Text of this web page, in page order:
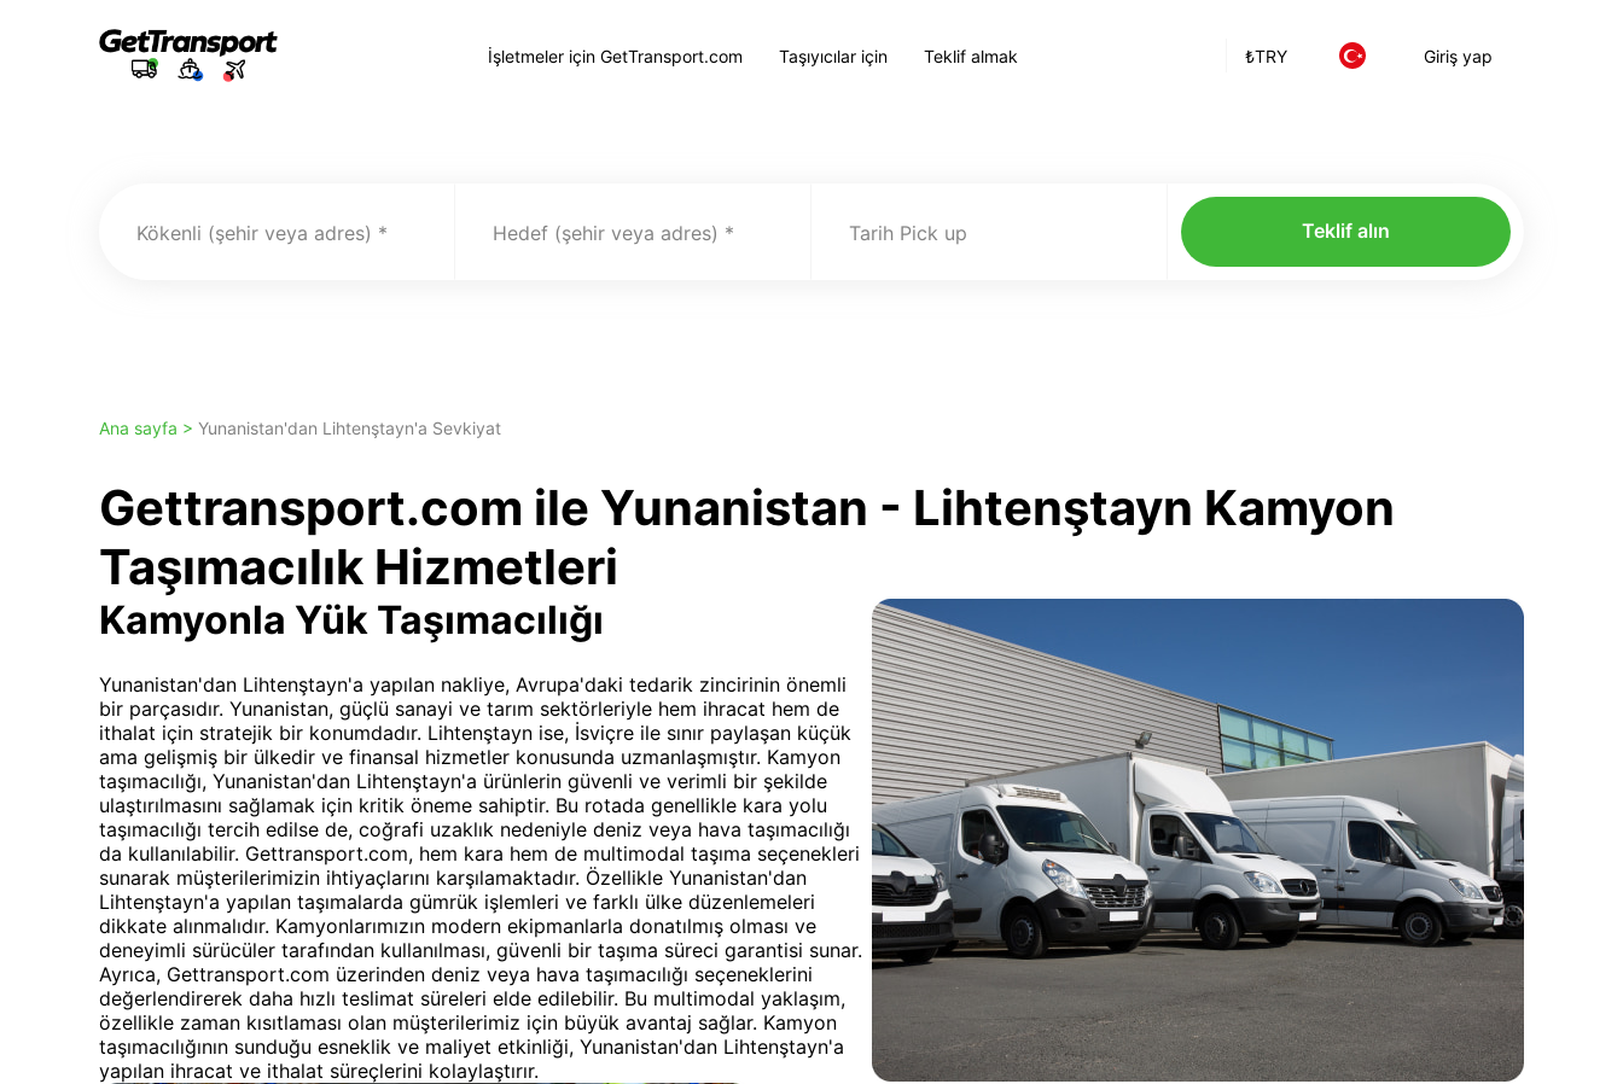
₺TRY Giriş yap
İşletmeler için GetTransport.com Taşıyıcılar için Teklif almak
Kökenli (şehir veya adres) Hedef (şehir veya adres) Tarih Pick up Teklif alın
Ana sayfa > Yunanistan'dan Lihtenştayn'a Sevkiyat
Gettransport.com ile Yunanistan - Lihtenştayn Kamyon
Taşımacılık Hizmetleri
Kamyonla Yük Taşımacılığı
Yunanistan'dan Lihtenştayn'a yapılan nakliye, Avrupa'daki tedarik zincirinin önemli
bir parçasıdır. Yunanistan, güçlü sanayi ve tarım sektörleriyle hem ihracat hem de
ithalat için stratejik bir konumdadır. Lihtenştayn ise, İsviçre ile sınır paylaşan küçük
ama gelişmiş bir ülkedir ve finansal hizmetler konusunda uzmanlaşmıştır. Kamyon
taşımacılığı, Yunanistan'dan Lihtenştayn'a ürünlerin güvenli ve verimli bir şekilde
ulaştırılmasını sağlamak için kritik öneme sahiptir. Bu rotada genellikle kara yolu
taşımacılığı tercih edilse de, coğrafi uzaklık nedeniyle deniz veya hava taşımacılığı
da kullanılabilir. Gettransport.com, hem kara hem de multimodal taşıma seçenekleri
sunarak müşterilerimizin ihtiyaçlarını karşılamaktadır. Özellikle Yunanistan'dan
Lihtenştayn'a yapılan taşımalarda gümrük işlemleri ve farklı ülke düzenlemeleri
dikkate alınmalıdır. Kamyonlarımızın modern ekipmanlarla donatılmış olması ve
deneyimli sürücüler tarafından kullanılması, güvenli bir taşıma süreci garantisi sunar.
Ayrıca, Gettransport.com üzerinden deniz veya hava taşımacılığı seçeneklerini
değerlendirerek daha hızlı teslimat süreleri elde edilebilir. Bu multimodal yaklaşım,
özellikle zaman kısıtlaması olan müşterilerimiz için büyük avantaj sağlar. Kamyon
taşımacılığının sunduğu esneklik ve maliyet etkinliği, Yunanistan'dan Lihtenştayn'a
yapılan ihracat ve ithalat süreçlerini kolaylaştırır.